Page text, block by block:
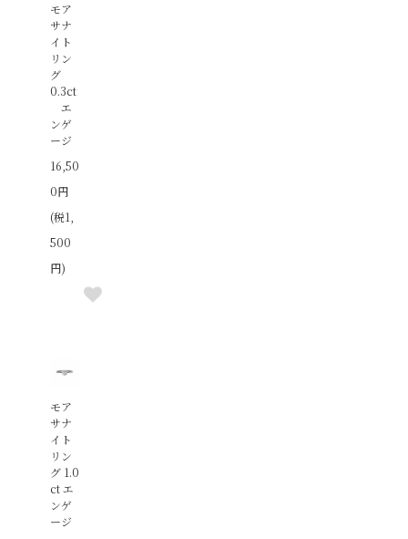
モア
サナ
イト
リン
グ
0.3ct
エ
ンゲ
ージ
16,50
0円
(税1,
500
円)
モア
サナ
イト
リン
グ 1.0
ct エ
ンゲ
ージ